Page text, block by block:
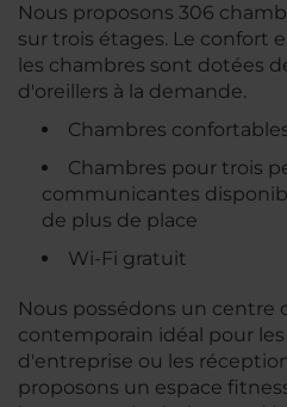
Nous proposons 306
sur trois étages. Le confort
les chambres sont dotées
d'oreillers à la demande.
Chambres
Chambres pour trois
communicantes
de plus de place
Wi-Fi gratuit
Nous possédons un centre
contemporain idéal pour
d'entreprise ou les
proposons un espace